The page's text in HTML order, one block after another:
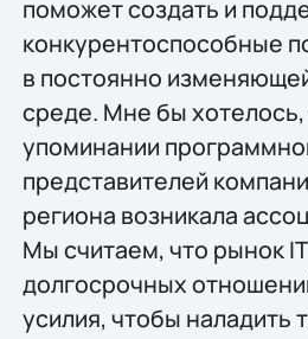
поможет создать и
конкурентоспособные
в постоянно
среде. Мне бы
упоминании
представителей
региона возникала
Мы считаем, что рынок
долгосрочных
усилия, чтобы наладить